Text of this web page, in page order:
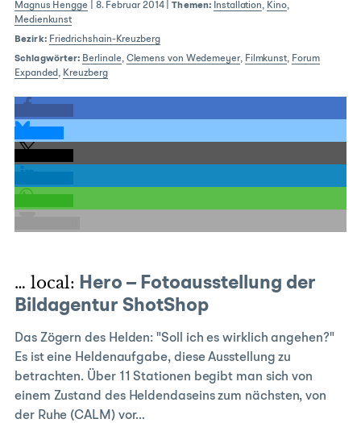
Magnus Hengge| 8. Februar 2014|Themen: Installation, Kino,
Medienkunst
Bezirk: Friedrichshain-Kreuzberg
Schlagwörter: Berlinale, Clemens von Wedemeyer, Filmkunst, Forum
Expanded, Kreuzberg
… local: Hero – Fotoausstellung der
Bildagentur ShotShop
Das Zögern des Helden: "Soll ich es wirklich angehen?"
Es ist eine Heldenaufgabe, diese Ausstellung zu
betrachten. Über 11 Stationen begibt man sich von
einem Zustand des Heldendaseins zum nächsten, von
der Ruhe (CALM) vor…